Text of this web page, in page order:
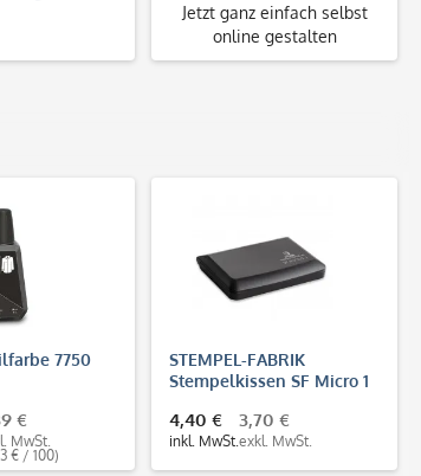
Jetzt ganz einfach selbst
online gestalten
7750
€
MwSt.
€ / 100)
STEMPEL-FABRIK
Stempelkissen SF Micro 1
4,40 €
inkl. MwSt.
3,70 €
exkl. MwSt.